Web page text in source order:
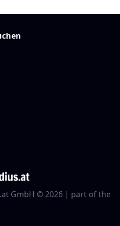
GmbH © 2026 | part of the